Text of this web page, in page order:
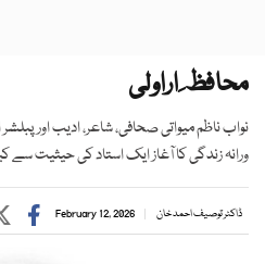
محافظ ِ اراولی
نواب ناظم میواتی صحافی، شاعر، ادیب اور
ورانہ زندگی کا آغاز ایک استاد کی حیثیت سے
ڈاکٹر توصیف احمد خان February 12, 2026